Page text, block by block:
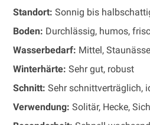
Standort: Sonnig bis
Boden: Durchlässig, humos,
Wasserbedarf: Mittel,
Winterhärte: Sehr gut, robust
Schnitt: Sehr schnittverträglich,
Verwendung: Solitär, Hecke,